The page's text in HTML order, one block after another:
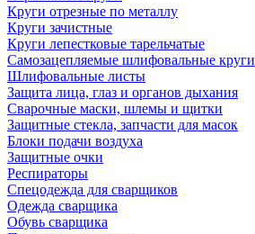
Круги отрезные по металлу
Круги зачистные
Круги лепестковые тарельчатые
Самозацепляемые шлифовальные круги
Шлифовальные листы
Защита лица, глаз и органов дыхания
Сварочные маски, шлемы и щитки
Защитные стекла, запчасти для масок
Блоки подачи воздуха
Защитные очки
Респираторы
Спецодежда для сварщиков
Одежда сварщика
Обувь сварщика